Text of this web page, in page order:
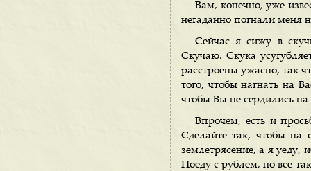
Вам, конечно, уже
негаданно погнали меня
Сейчас я сижу в
Скучаю. Скука
расстроены ужасно, так
того, чтобы нагнать на
чтобы Вы не сердились
Впрочем, есть и
Сделайте так, чтобы на
землетрясение, а я уеду,
Поеду с рублем, но все-